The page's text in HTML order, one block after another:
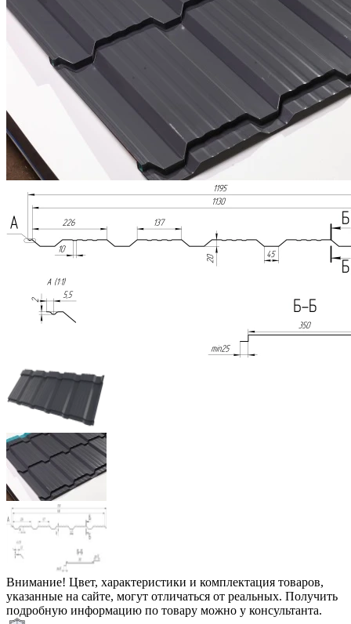
Внимание! Цвет, характеристики и комплектация товаров,
указанные на сайте, могут отличаться от реальных. Получить
подробную информацию по товару можно у консультанта.